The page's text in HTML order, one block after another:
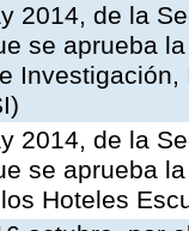
2014, de la
se aprueba
2014, de la
se aprueba
Hoteles